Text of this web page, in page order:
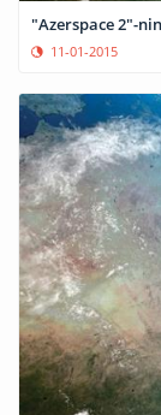
"Azerspace 2"-
11-01-2015